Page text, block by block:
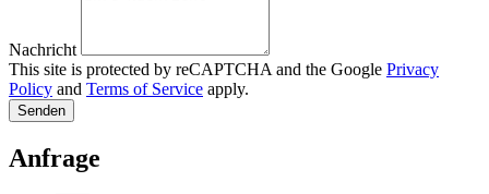
Nachricht
This site is protected by reCAPTCHA and the Google Privacy
Policy and Terms of Service apply.
Senden
Anfrage